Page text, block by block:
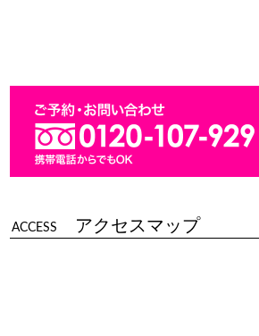
ACCESS アクセスマップ